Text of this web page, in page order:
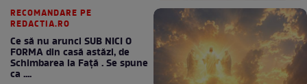
RECOMANDARE PE
REDACTIA.RO
Ce să nu arunci SUB NICI O
FORMA din casă astăzi, de
Schimbarea la Față . Se spune
ca ....